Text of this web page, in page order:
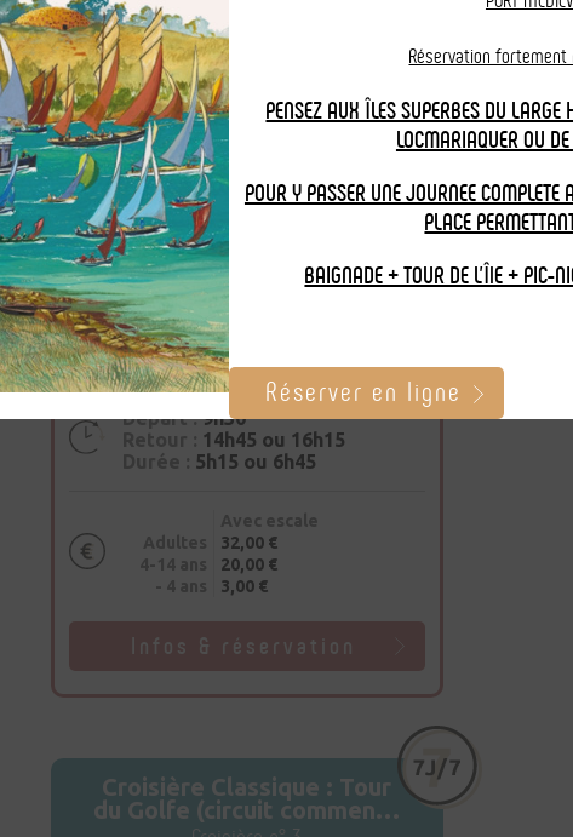
La croisière "Coup de
cœur" entre Loch et Golfe
(circuit commenté de 50
km)
Croisière n° 1
Sélectionnez votre port de départ :
Situer
Départ :9h30
Retour : 14h45 ou 16h15
Durée : 5h15 ou 6h45
Adultes
4-14 ans
- 4 ans
Avec escale
32,00 €
20,00 €
3,00 €
Infos & réservation
Croisière Classique : Tour
du Golfe (circuit commenté
Réservation fortement
PENSEZ AUX ÎLES SUPERBES DU
LOCMARIAQUER OU
POUR Y PASSER UNE JOURNEE COMPLETE
PLACE
BAIGNADE + TOUR DE L'ÎlE + PIC-
Réserver en ligne